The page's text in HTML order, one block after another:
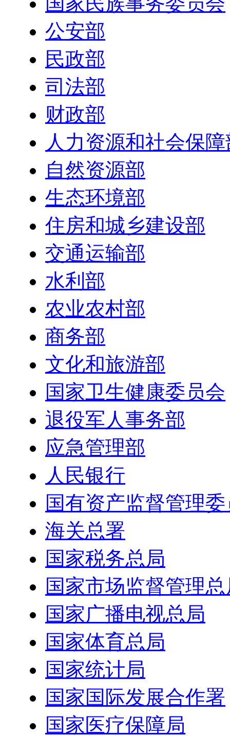
公安部
民政部
司法部
财政部
人力资源和社会保
自然资源部
生态环境部
住房和城乡建设部
交通运输部
水利部
农业农村部
商务部
文化和旅游部
国家卫生健康委员会
退役军人事务部
应急管理部
人民银行
国有资产监督管理
海关总署
国家税务总局
国家市场监督管理
国家广播电视总局
国家体育总局
国家统计局
国家国际发展合作署
国家医疗保障局